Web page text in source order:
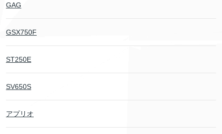
GAG
GSX750F
ST250E
SV650S
アプリオ